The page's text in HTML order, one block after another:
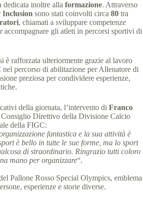
dedicata inoltre alla formazione. Attraverso
Inclusion sono stati coinvolti circa 80 tra
, chiamati a sviluppare competenze
accompagnare gli atleti in percorsi sportivi di
è rafforzata ulteriormente grazie al lavoro
percorso di abilitazione per Allenatore di
preziosa per condividere esperienze,
della giornata, l’intervento di Franco
Consiglio Direttivo della Divisione Calcio
della FIGC:
fantastica e la sua attività è
è bello in tutte le sue forme, ma lo sport
di straordinario. Ringrazio tutti coloro
mano per organizzare“.
Pallone Rosso Special Olympics, emblema
esperienze e storie diverse.